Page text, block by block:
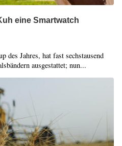
eine Smartwatch
des Jahres, hat fast sechstausend
ausgestattet; nun...